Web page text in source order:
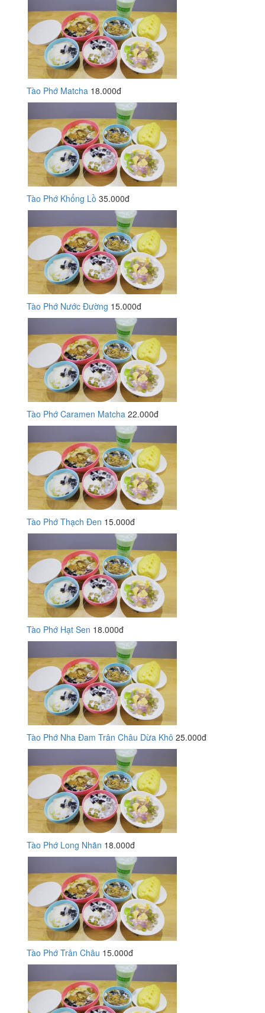
Tào Phớ Matcha 18.000đ
Tào Phớ Khổng Lồ 35.000đ
Tào Phớ Nước Đường 15.000đ
Tào Phớ Caramen Matcha 22.000đ
Tào Phớ Thạch Đen 15.000đ
Tào Phớ Hạt Sen 18.000đ
Tào Phớ Nha Đam Trân Châu Dừa Khô 25.000đ
Tào Phớ Long Nhãn 18.000đ
Tào Phớ Trân Châu 15.000đ